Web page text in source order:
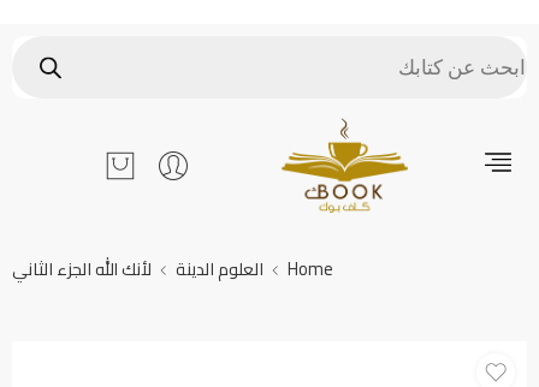
Home العلوم الدينة لأنك الله الجزء الثاني